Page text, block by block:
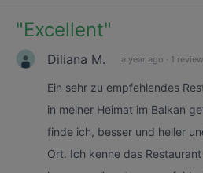
"Excellent"
Diliana M. a year ago · 1 review
Ein sehr zu empfehlendes
in meiner Heimat im Balkan
finde ich, besser und heller
Ort. Ich kenne das